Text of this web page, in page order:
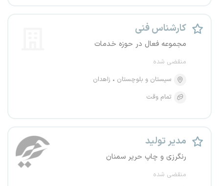
کارشناس فنی
مجموعه فعال در حوزه خدمات
منقضی شده
سیستان و بلوچستان
زاهدان
تمام وقت
مدیر تولید
رنگرزی و چاپ حریر سمنان
منقضی شده